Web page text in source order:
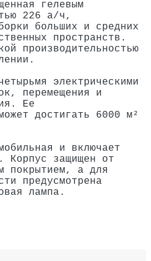
гелевым
226 а/ч,
больших и средних
пространств.
производительностью
электрическими
перемещения и
Ее
достигать 6000 м²
и включает
Корпус защищен от
покрытием, а для
предусмотрена
лампа.